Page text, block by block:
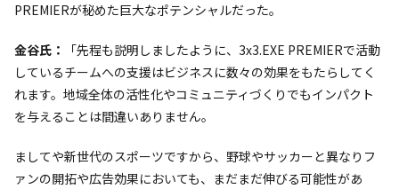
PREMIERが秘めた巨大なポテンシャルだった。
金谷氏：
「先程も説明しましたように、3x3.EXE PREMIERで活動
しているチームへの支援はビジネスに数々の効果をもたらしてく
れます。地域全体の活性化やコミュニティづくりでもインパクト
を与えることは間違いありません。
ましてや新世代のスポーツですから、野球やサッカーと異なりフ
ァンの開拓や広告効果においても、まだまだ伸びる可能性があ